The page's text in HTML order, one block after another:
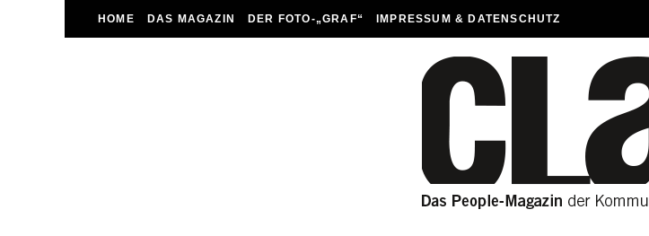
HOME DAS MAGAZIN DER FOTO-„GRAF“ IMPRESSUM & DATENSCHUTZ